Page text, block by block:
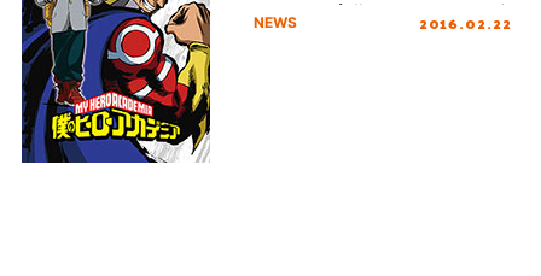
テーマは本作がメジャーデビ
NEWS 2016.02.22